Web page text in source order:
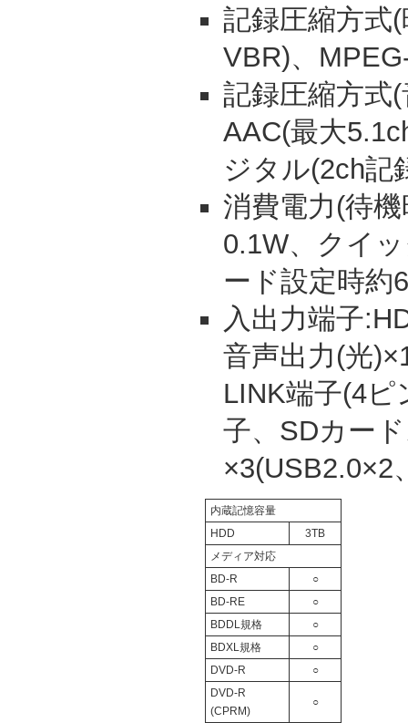
記録圧縮方式
VBR)、
記録圧縮方式
AAC(最大
ジタル(2ch記
消費電力(待
0.1W、クイ
ード設定時約
入出力端子
音声出力(光
LINK端子(4ピ
子、SDカー
×3(USB2.0×2
内蔵記憶容量
HDD 3TB
メディア対応
BD-R ○
BD-RE ○
BDDL規格 ○
BDXL規格 ○
DVD-R ○
DVD-R
(CPRM)
○